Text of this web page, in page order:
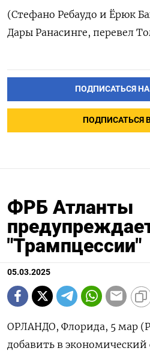
(Стефано Ребаудо и Ёрюк
Дары Ранасинге, перевел
ПОДПИСАТЬСЯ
ПОДПИСАТЬСЯ В
ФРБ Атланты
"Трампцессии"
05.03.2025
ОРЛАНДО, Флорида, 5 мар
добавить в экономический